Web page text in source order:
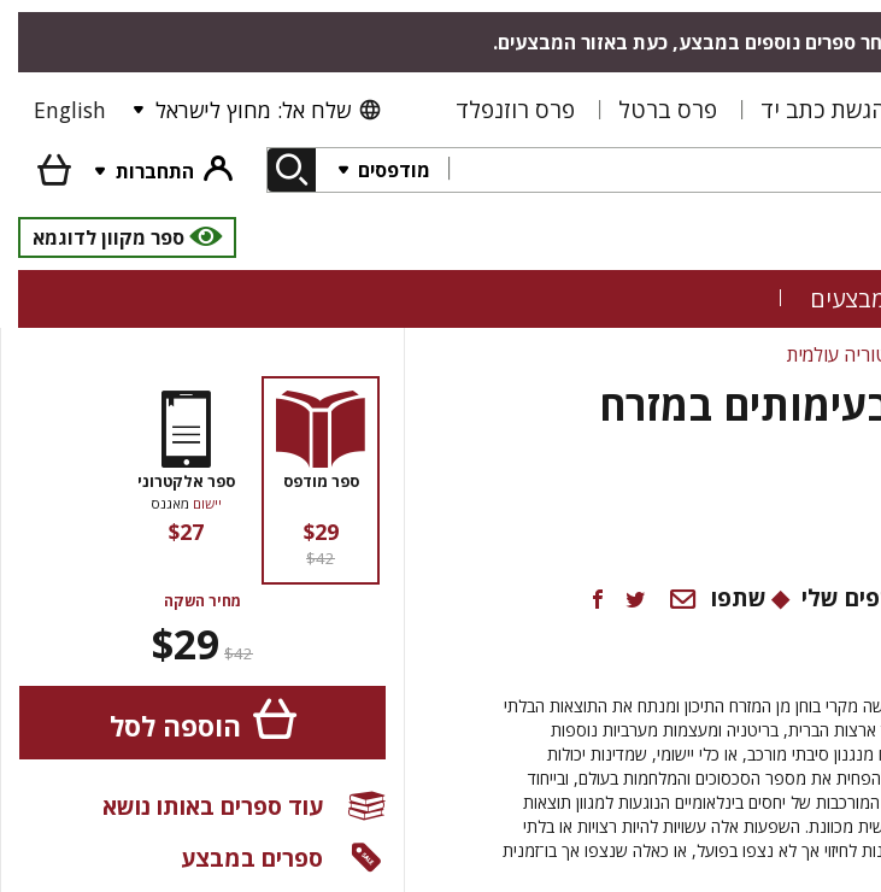
ספרים נוספים במבצע, כעת באזור המבצעים.
כתב יד פרס ברטל פרס רוזנפלד שלח אל: מחוץ לישראל English
מודפסים
התחברות
ספר מקוון לדוגמא
עולמית
במזרח
שלי שתפו
מקרי בוחן מן המזרח התיכון ומנתח את התוצאות הבלתי
ארצות הברית, בריטניה ומעצמות מערביות נוספות
סיבתי מורכב, או כלי יישומי, שמדינות יכולות
את מספר הסכסוכים והמלחמות בעולם, ובייחוד
של יחסים בינלאומיים הנוגעות למגוון תוצאות
מכוונת. השפעות אלה עשויות להיות רצויות או בלתי
לחיזוי אך לא נצפו בפועל, או כאלה שנצפו אך בו־זמנית
ספר מודפס
$29
$42
ספר אלקטרוני
יישום מאגנס
$27
מחיר השקה
$42
$29
הוספה לסל
עוד ספרים באותו נושא
ספרים במבצע